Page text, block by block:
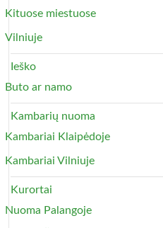
Kituose miestuose
Vilniuje
Ieško
Buto ar namo
Kambarių nuoma
Kambariai Klaipėdoje
Kambariai Vilniuje
Kurortai
Nuoma Palangoje